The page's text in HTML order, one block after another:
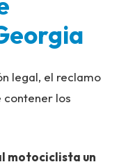
legal, el reclamo
contener los
motociclista un